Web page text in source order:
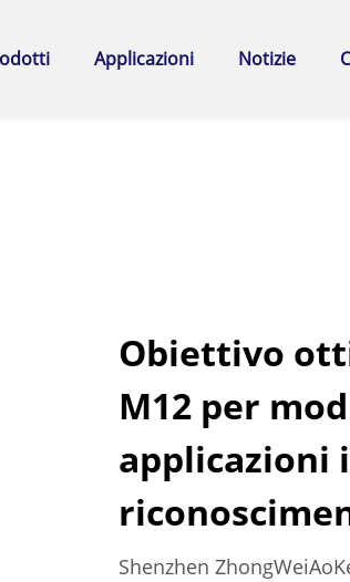
Applicazioni Notizie
Obiettivo
M12 per
applicazioni
Shenzhen